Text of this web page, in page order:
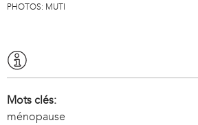
PHOTOS: MUTI
Mots clés:
ménopause